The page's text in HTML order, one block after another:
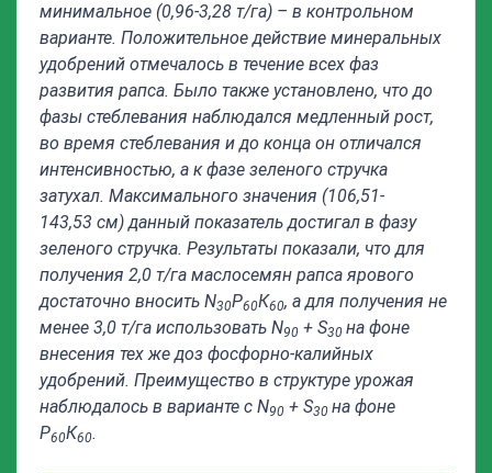
минимальное (0,96-3,28 т/га) – в контрольном
варианте. Положительное действие минеральных
удобрений отмечалось в течение всех фаз
развития рапса. Было также установлено, что до
фазы стеблевания наблюдался медленный рост,
во время стеблевания и до конца он отличался
интенсивностью, а к фазе зеленого стручка
затухал. Максимального значения (106,51-
143,53 см) данный показатель достигал в фазу
зеленого стручка. Результаты показали, что для
получения 2,0 т/га маслосемян рапса ярового
достаточно вносить N30Р60К60, а для получения не
менее 3,0 т/га использовать N90 + S30 на фоне
внесения тех же доз фосфорно-калийных
удобрений. Преимущество в структуре урожая
наблюдалось в варианте с N90 + S30 на фоне
Р60К60.